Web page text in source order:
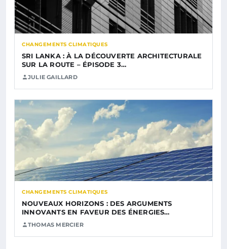
CHANGEMENTS CLIMATIQUES
SRI LANKA : À LA DÉCOUVERTE ARCHITECTURALE
SUR LA ROUTE – ÉPISODE 3…
JULIE GAILLARD
CHANGEMENTS CLIMATIQUES
NOUVEAUX HORIZONS : DES ARGUMENTS
INNOVANTS EN FAVEUR DES ÉNERGIES…
THOMAS MERCIER